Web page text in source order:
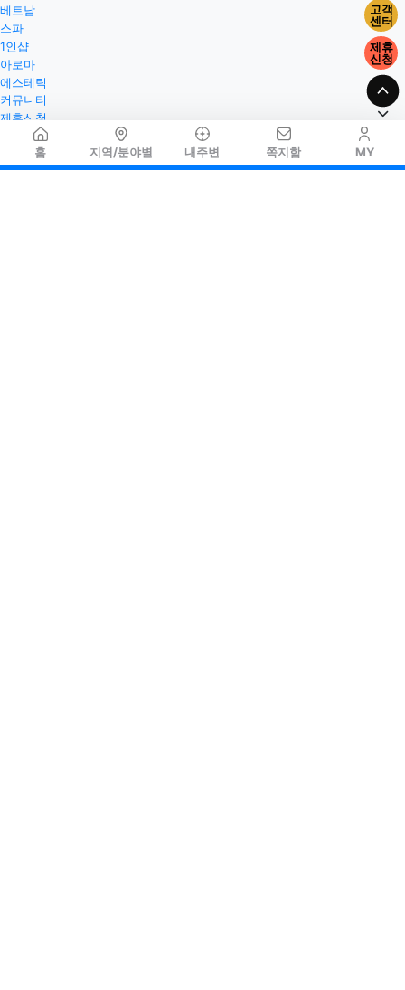
홈 지역/분야별 내주변 쪽지함 MY
베트남
스파
1인샵
아로마
에스테틱
커뮤니티
제휴신청
고객
센터
제휴
신청